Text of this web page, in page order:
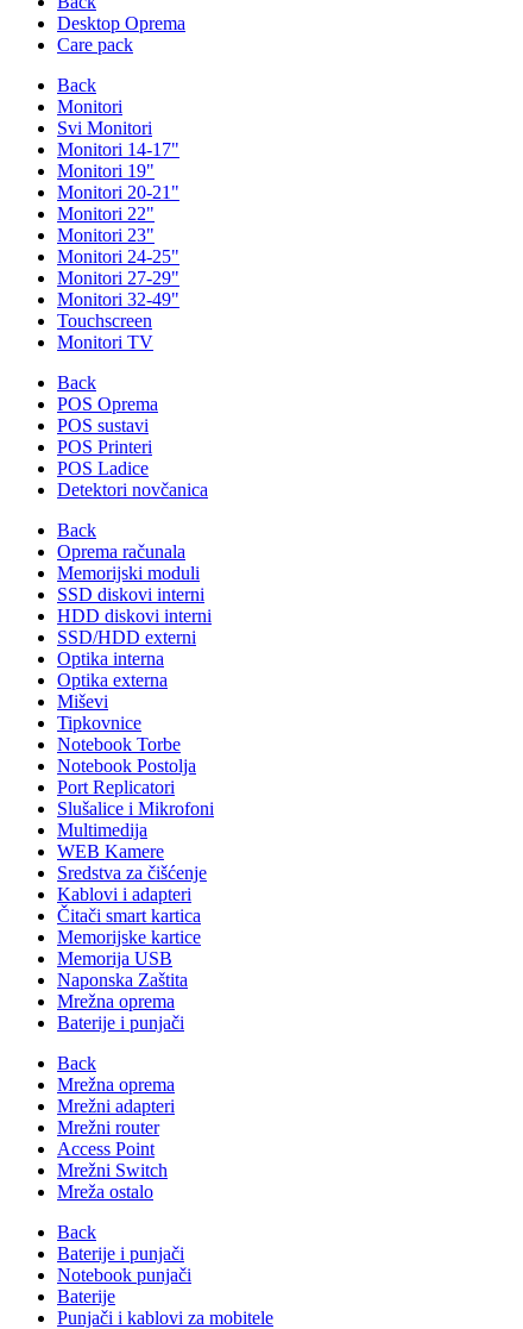
Desktop Oprema
Care pack
Back
Monitori
Svi Monitori
Monitori 14-17"
Monitori 19"
Monitori 20-21"
Monitori 22"
Monitori 23"
Monitori 24-25"
Monitori 27-29"
Monitori 32-49"
Touchscreen
Monitori TV
Back
POS Oprema
POS sustavi
POS Printeri
POS Ladice
Detektori novčanica
Back
Oprema računala
Memorijski moduli
SSD diskovi interni
HDD diskovi interni
SSD/HDD externi
Optika interna
Optika externa
Miševi
Tipkovnice
Notebook Torbe
Notebook Postolja
Port Replicatori
Slušalice i Mikrofoni
Multimedija
WEB Kamere
Sredstva za čišćenje
Kablovi i adapteri
Čitači smart kartica
Memorijske kartice
Memorija USB
Naponska Zaštita
Mrežna oprema
Baterije i punjači
Back
Mrežna oprema
Mrežni adapteri
Mrežni router
Access Point
Mrežni Switch
Mreža ostalo
Back
Baterije i punjači
Notebook punjači
Baterije
Punjači i kablovi za mobitele